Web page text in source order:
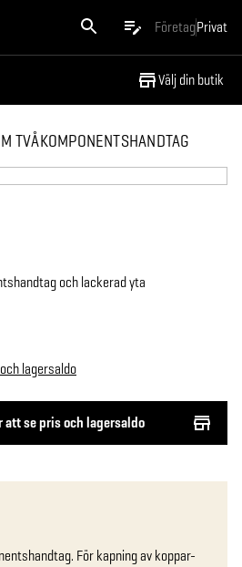
FöretagPrivat
Välj din butik
TVÅKOMPONENTSHANDTAG
att se pris och lagersaldo
lagersaldo
och lackerad yta
För kapning av koppar-